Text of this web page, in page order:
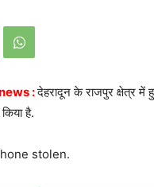
:देहरादून के राजपुर क्षेत्र
है.
stolen.